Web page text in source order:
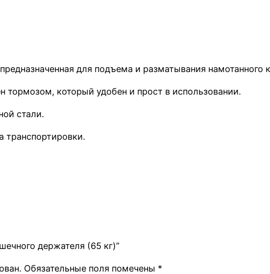
для подъема и разматывания намотанного
который удобен и прост в использовании.
стали.
транспортировки.
держателя (65 кг)”
Обязательные поля помечены *